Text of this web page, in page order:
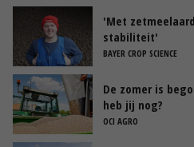
'Met
stabiliteit'
BAYER CROP SCIENCE
De zomer is
heb jij nog?
OCI AGRO